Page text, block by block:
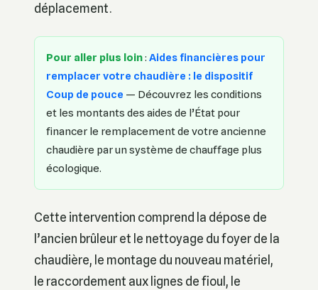
déplacement.
Pour aller plus loin: Aides financières pour
remplacer votre chaudière : le dispositif
Coup de pouce — Découvrez les conditions
et les montants des aides de l’État pour
financer le remplacement de votre ancienne
chaudière par un système de chauffage plus
écologique.
Cette intervention comprend la dépose de
l’ancien brûleur et le nettoyage du foyer de la
chaudière, le montage du nouveau matériel,
le raccordement aux lignes de fioul, le